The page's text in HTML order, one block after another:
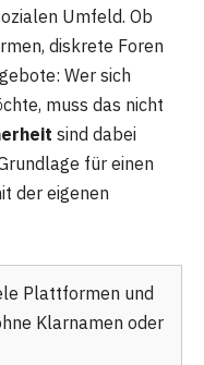
Umfeld. Ob
diskrete Foren
Wer sich
muss das nicht
sind dabei
für einen
der eigenen
Plattformen und
Klarnamen oder